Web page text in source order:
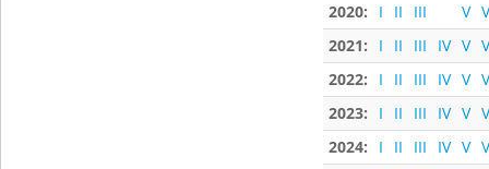
2020:
I II III V
2021:
I II III IV V
2022:
I II III IV V
2023:
I II III IV V
2024:
I II III IV V